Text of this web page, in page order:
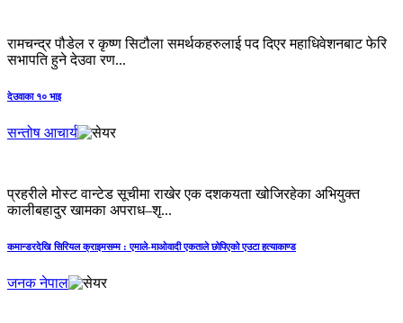
रामचन्द्र पौडेल र कृष्ण सिटौला समर्थकहरुलाई पद दिएर महाधिवेशनबाट फेरि
सभापति हुने देउवा रण...
देउवाका १० भाइ
सन्तोष आचार्य
प्रहरीले मोस्ट वान्टेड सूचीमा राखेर एक दशकयता खोजिरहेका अभियुक्त
कालीबहादुर खामका अपराध–शृ...
कमान्डरदेखि सिरियल क्राइमसम्‍म : एमाले-माओवादी एकताले छोपिएको एउटा हत्याकाण्ड
जनक नेपाल